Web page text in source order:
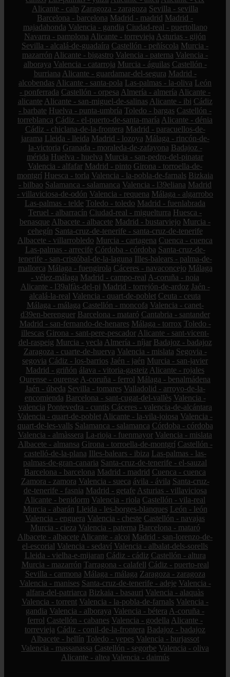
Alicante - calp Zaragoza - zaragoza Sevilla - sevilla
Barcelona - barcelona Madrid - madrid Madrid -
majadahonda Valencia - gandia Ciudad-real - puertollano
Navarra - pamplona Alicante - torrevieja Asturias - gijón
Sevilla - alcalá-de-guadaíra Castellón - peñíscola Murcia -
mazarrón Alicante - bigastro Valencia - paterna Valencia -
alboraya Valencia - catarroja Murcia - águilas Castellón -
burriana Alicante - guardamar-del-segura Madrid -
alcobendas Alicante - santa-pola Las-palmas - la-oliva León
- ponferrada Castellón - orpesa Almería - almería Alicante -
alicante Alicante - san-miguel-de-salinas Alicante - ibi Cádiz
- barbate Huelva - punta-umbría Toledo - bargas Castellón -
torreblanca Cádiz - el-puerto-de-santa-maría Alicante - dénia
Cádiz - chiclana-de-la-frontera Madrid - paracuellos-de-
jarama Lleida - lleida Madrid - lozoya Málaga - rincón-de-
la-victoria Granada - moraleda-de-zafayona Badajoz -
mérida Huelva - huelva Murcia - san-pedro-del-pinatar
Valencia - alfafar Madrid - pinto Girona - torroella-de-
montgrí Huesca - torla Valencia - la-pobla-de-farnals Bizkaia
- bilbao Salamanca - salamanca Valencia - l39eliana Madrid
- villaviciosa-de-odón Valencia - requena Málaga - algarrobo
Las-palmas - telde Toledo - toledo Madrid - fuenlabrada
Teruel - albarracín Ciudad-real - miguelturra Huesca -
benasque Albacete - albacete Madrid - bustarviejo Murcia -
cehegín Santa-cruz-de-tenerife - santa-cruz-de-tenerife
Albacete - villarrobledo Murcia - cartagena Cuenca - cuenca
Las-palmas - arrecife Córdoba - córdoba Santa-cruz-de-
tenerife - san-cristóbal-de-la-laguna Illes-balears - palma-de-
mallorca Málaga - fuengirola Cáceres - navaconcejo Málaga
- vélez-málaga Madrid - campo-real A-coruña - noia
Alicante - l39alfàs-del-pi Madrid - torrejón-de-ardoz Jaén -
alcalá-la-real Valencia - quart-de-poblet Ceuta - ceuta
Málaga - málaga Castellón - moncofa Valencia - canet-
d39en-berenguer Barcelona - mataró Cantabria - santander
Madrid - san-fernando-de-henares Málaga - torrox Toledo -
illescas Girona - sant-pere-pescador Alicante - sant-vicent-
del-raspeig Murcia - yecla Almería - níjar Badajoz - badajoz
Zaragoza - cuarte-de-huerva Valencia - mislata Segovia -
segovia Cádiz - los-barrios Jaén - jaén Murcia - san-javier
Madrid - griñón álava - vitoria-gasteiz Alicante - rojales
Ourense - ourense A-coruña - ferrol Málaga - benalmádena
Jaén - úbeda Sevilla - tomares Valladolid - arroyo-de-la-
encomienda Barcelona - sant-cugat-del-vallès Valencia -
valencia Pontevedra - cuntis Cáceres - valencia-de-alcántara
Valencia - quart-de-poblet Alicante - la-vila-joiosa Valencia -
quart-de-les-valls Salamanca - salamanca Córdoba - córdoba
Valencia - almàssera La-rioja - fuenmayor Valencia - mislata
Albacete - almansa Girona - torroella-de-montgrí Castellón -
castelló-de-la-plana Illes-balears - ibiza Las-palmas - las-
palmas-de-gran-canaria Santa-cruz-de-tenerife - el-sauzal
Barcelona - barcelona Madrid - madrid Cuenca - cuenca
Zamora - zamora Valencia - sueca ávila - ávila Santa-cruz-
de-tenerife - fasnia Madrid - getafe Asturias - villaviciosa
Alicante - benidorm Valencia - riola Castellón - vila-real
Murcia - abarán Lleida - les-borges-blanques León - león
Valencia - enguera Valencia - cheste Castellón - navajas
Murcia - cieza Valencia - paterna Barcelona - mataró
Albacete - albacete Alicante - alcoi Madrid - san-lorenzo-de-
el-escorial Valencia - sedaví Valencia - albalat-dels-sorells
Lleida - vielha-e-mijaran Cádiz - cádiz Castellón - altura
Murcia - mazarrón Tarragona - calafell Cádiz - puerto-real
Sevilla - carmona Málaga - málaga Zaragoza - zaragoza
Valencia - manises Santa-cruz-de-tenerife - adeje Valencia -
alfara-del-patriarca Bizkaia - basauri Valencia - alaquàs
Valencia - torrent Valencia - la-pobla-de-farnals Valencia -
gandia Valencia - alboraya Valencia - bétera A-coruña -
ferrol Castellón - cabanes Valencia - godella Alicante -
torrevieja Cádiz - conil-de-la-frontera Badajoz - badajoz
Albacete - hellín Toledo - yepes Valencia - burjassot
Valencia - massanassa Castellón - segorbe Valencia - oliva
Alicante - altea Valencia - daimús